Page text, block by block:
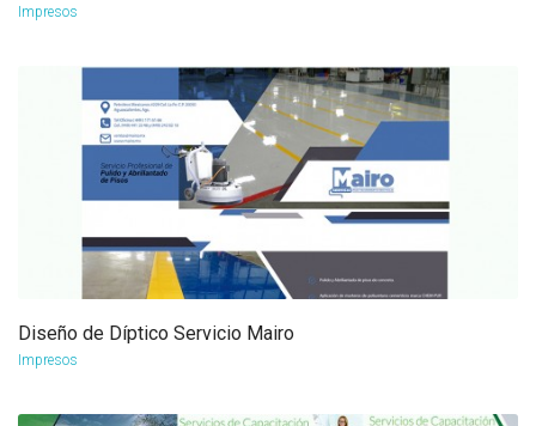
Impresos
more info
Diseño de Díptico Servicio Mairo
Impresos